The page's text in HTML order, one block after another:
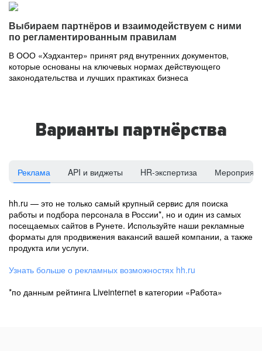
Выбираем партнёров и взаимодействуем с ними
по регламентированным правилам
В ООО «Хэдхантер» принят ряд внутренних документов,
которые основаны на ключевых нормах действующего
законодательства и лучших практиках бизнеса
Варианты партнёрства
Реклама API и виджеты HR-экспертиза
hh.ru — это не только самый крупный сервис для поиска
работы и подбора персонала в России*, но и один из самых
посещаемых сайтов в Рунете. Используйте наши рекламные
форматы для продвижения вакансий вашей компании, а также
продукта или услуги.
Узнать больше о рекламных возможностях hh.ru
*по данным рейтинга Liveinternet в категории «Работа»